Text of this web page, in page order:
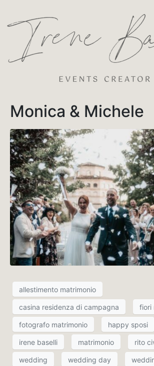
Monica & Michele
allestimento matrimonio
casina residenza di campagna fiori
fotografo matrimonio happy sposi
irene baselli matrimonio rito
wedding wedding day